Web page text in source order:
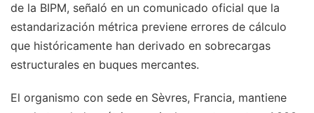
de la BIPM, señaló en un comunicado oficial que la
estandarización métrica previene errores de cálculo
que históricamente han derivado en sobrecargas
estructurales en buques mercantes.
El organismo con sede en Sèvres, Francia, mantiene